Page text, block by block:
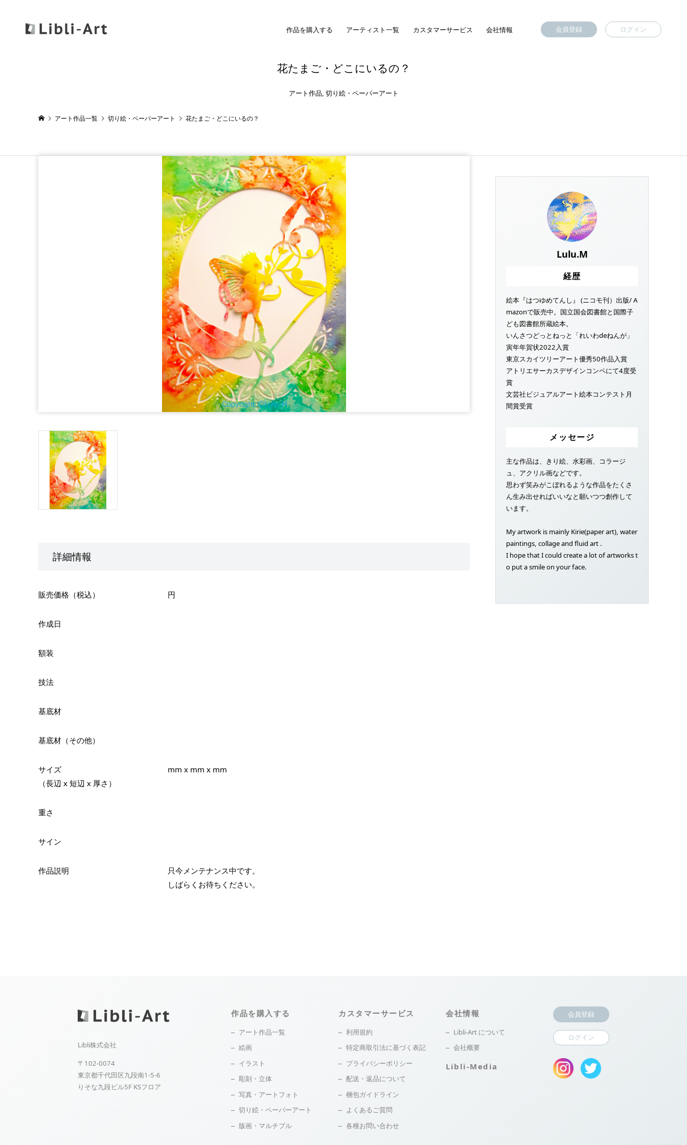
作品を購入する アーティスト一覧 カスタマーサービス 会社情報 会員登録 ログイン
花たまご・どこにいるの？
アート作品, 切り絵・ペーパーアート
アート作品一覧 切り絵・ペーパーアート 花たまご・どこにいるの？
詳細情報
販売価格（税込） 円
作成日
額装
技法
基底材
基底材（その他）
サイズ
（長辺 x 短辺 x 厚さ）
mm x mm x mm
重さ
サイン
作品説明
只今メンテナンス中です。
しばらくお待ちください。
Lulu.M
経歴
絵本『はつゆめてんし』 (ニコモ刊）出版/ A
mazonで販売中。国立国会図書館と国際子
ども図書館所蔵絵本。
いんさつどっとねっと「れいわdeねんが」
寅年年賀状2022入賞
東京スカイツリーアート優秀50作品入賞
アトリエサーカスデザインコンペにて4度受
賞
文芸社ビジュアルアート絵本コンテスト月
間賞受賞
メッセージ
主な作品は、きり絵、水彩画、コラージ
ュ、アクリル画などです。
思わず笑みがこぼれるような作品をたくさ
ん生み出せればいいなと願いつつ創作して
います。
My artwork is mainly Kirie(paper art), water
paintings, collage and fluid art .
I hope that I could create a lot of artworks t
o put a smile on your face.
Libli株式会社
〒102-0074
東京都千代田区九段南1-5-6
りそな九段ビル5F KSフロア
作品を購入する
アート作品一覧
絵画
イラスト
彫刻・立体
写真・アートフォト
切り絵・ペーパーアート
版画・マルチプル
カスタマーサービス
利用規約
特定商取引法に基づく表記
プライバシーポリシー
配送・返品について
梱包ガイドライン
よくあるご質問
各種お問い合わせ
会社情報
Libli-Art について
会社概要
Libli-Media
会員登録
ログイン